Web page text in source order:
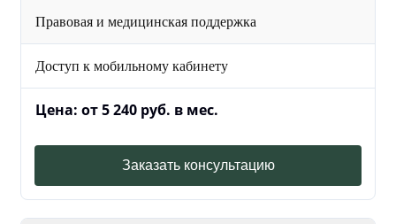
Правовая и медицинская поддержка
Доступ к мобильному кабинету
Цена: от 5 240 руб. в мес.
Заказать консультацию